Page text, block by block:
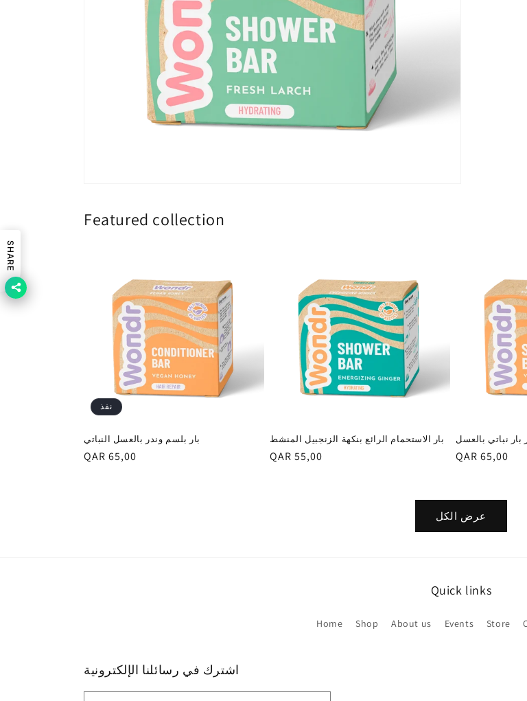
Featured collection
نفذ
بار بلسم وندر بالعسل النباتي
السعر
QAR 65,00
بار الاستحمام الرائع بنكهة الزنجبيل المنشط
السعر
QAR 55,00
بار نباتي بالعسل
السعر
QAR 65,00
عرض الكل
Quick links
Home Shop About us Events Store
اشترك في رسائلنا الإلكترونية
SHARE